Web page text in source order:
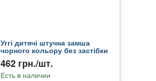
Уггі дитячі штучна замша
чорного кольору без застібки
р.29 169281T
462 грн./шт.
Есть в наличии